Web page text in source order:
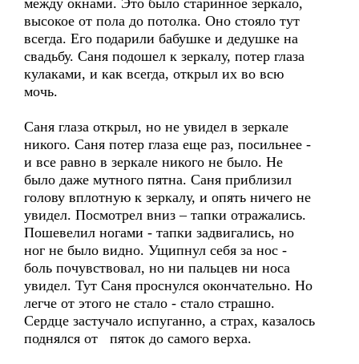
между окнами. Это было старинное зеркало,
высокое от пола до потолка. Оно стояло тут
всегда. Его подарили бабушке и дедушке на
свадьбу. Саня подошел к зеркалу, потер глаза
кулаками, и как всегда, открыл их во всю
мочь.
Саня глаза открыл, но не увидел в зеркале
никого. Саня потер глаза еще раз, посильнее -
и все равно в зеркале никого не было. Не
было даже мутного пятна. Саня приблизил
голову вплотную к зеркалу, и опять ничего не
увидел. Посмотрел вниз – тапки отражались.
Пошевелил ногами - тапки задвигались, но
ног не было видно. Ущипнул себя за нос -
боль почувствовал, но ни пальцев ни носа
увидел. Тут Саня проснулся окончательно. Но
легче от этого не стало - стало страшно.
Сердце застучало испуганно, а страх, казалось
поднялся от пяток до самого верха.